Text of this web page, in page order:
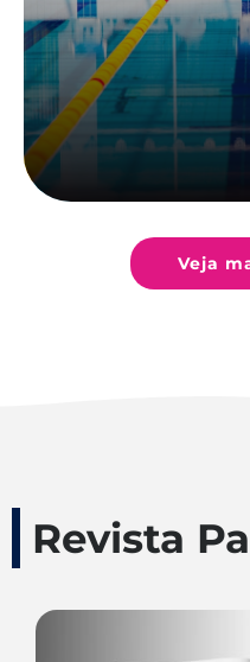
Veja
Revista